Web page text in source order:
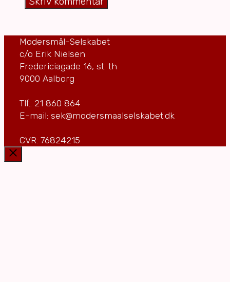
Modersmål-Selskabet
c/o Erik Nielsen
Fredericiagade 16, st. th
9000 Aalborg
Tlf.: 21 860 864
E-mail: sek@modersmaalselskabet.dk
CVR: 76824215
Luk